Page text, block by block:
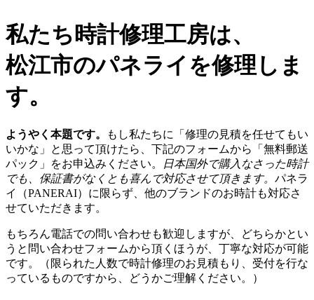
私たち時計修理工房は、
松江市のパネライを修理しま
す。
ようやく本題です。
もし私たちに「修理の見積を任せてもい
いかな」と思って頂けたら、下記のフォームから「無料郵送
パック」をお申込みください。
日本国外で購入なさった時計
でも、保証書がなくとも喜んで対応させて頂きます。 パネラ
イ（PANERAI）に限らず、他のブランドのお時計も対応さ
せていただきます。
もちろん電話での問い合わせも歓迎しますが、どちらかとい
うと問い合わせフォームから頂くほうが、丁寧な対応が可能
です。（限られた人数で時計修理のお見積もり、受付を行な
っているものですから、どうかご理解ください。）